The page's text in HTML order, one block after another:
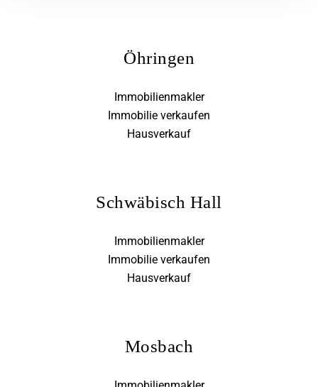
Öhringen
Immobilienmakler
Immobilie verkaufen
Hausverkauf
Schwäbisch Hall
Immobilienmakler
Immobilie verkaufen
Hausverkauf
Mosbach